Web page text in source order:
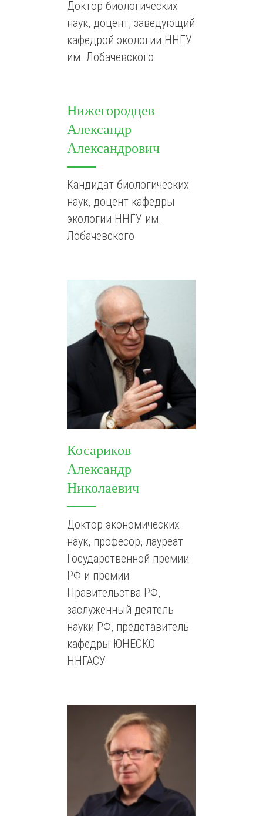
Доктор биологических
наук, доцент, заведующий
кафедрой экологии ННГУ
им. Лобачевского
Нижегородцев
Александр
Александрович
Кандидат биологических
наук, доцент кафедры
экологии ННГУ им.
Лобачевского
Косариков
Александр
Николаевич
Доктор экономических
наук, професор, лауреат
Государственной премии
РФ и премии
Правительства РФ,
заслуженный деятель
науки РФ, представитель
кафедры ЮНЕСКО
ННГАСУ